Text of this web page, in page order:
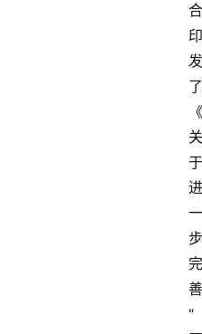
合
印
发
了
《
关
于
进
一
步
完
善
“